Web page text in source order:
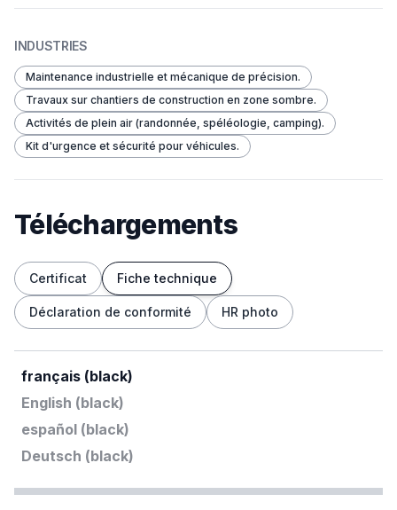
INDUSTRIES
Maintenance industrielle et mécanique de précision.
Travaux sur chantiers de construction en zone sombre.
Activités de plein air (randonnée, spéléologie, camping).
Kit d'urgence et sécurité pour véhicules.
Téléchargements
Certificat Fiche technique
Déclaration de conformité HR photo
français (black)
English (black)
español (black)
Deutsch (black)